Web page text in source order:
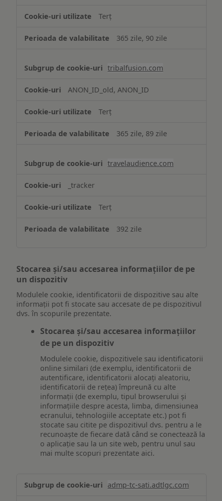
Terț
365 zile, 90 zile
tribalfusion.com
ANON_ID_old, ANON_ID
Terț
365 zile, 89 zile
travelaudience.com
_tracker
Terț
392 zile
Stocarea și/sau accesarea informațiilor de pe
un dispozitiv
Modulele cookie, identificatorii de dispozitive sau alte
informații pot fi stocate sau accesate de pe dispozitivul
dvs. în scopurile prezentate.
Stocarea și/sau accesarea informațiilor
de pe un dispozitiv
Modulele cookie, dispozitivele sau identificatorii
online similari (de exemplu, identificatorii de
autentificare, identificatorii alocați aleatoriu,
identificatorii de rețea) împreună cu alte
informații (de exemplu, tipul browserului și
informațiile despre acesta, limba, dimensiunea
ecranului, tehnologiile acceptate etc.) pot fi
stocate sau citite pe dispozitivul dvs. pentru a le
recunoaște de fiecare dată când se conectează la
o aplicație sau la un site web, pentru unul sau
mai multe scopuri prezentate aici.
și/sau
admp-tc-sati.adtlgc.com